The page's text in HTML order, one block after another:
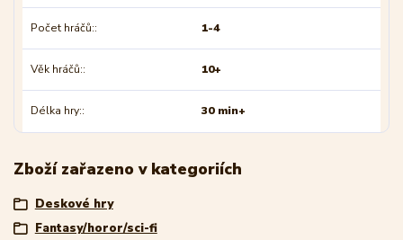
Počet hráčů: 1-4
Věk hráčů: 10+
Délka hry: 30 min+
Zboží zařazeno v kategoriích
Deskové hry
Fantasy/horor/sci-fi